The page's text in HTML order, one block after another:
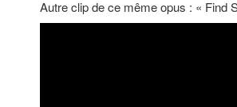
Autre clip de ce même opus : « Find